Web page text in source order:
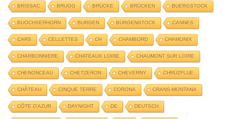
BRISSAC BRUGG BRÜCKE BRÜCKEN BUERGSTOCK
BUOCHSERHORN BURGEN BÜRGENSTOCK CANNES
CARS CELLETTES CH CHAMBORD CHAMONIX
CHARBONNIERE CHATEAUX LOIRE CHAUMONT SUR LOIRE
CHENONCEAU CHETZERON CHEVERNY CHRÜZFLUE
CHÂTEAU CINQUE TERRE CORONA CRANS-MONTANA
CÔTE D'AZUR DAYNIGHT DE DEUTSCH